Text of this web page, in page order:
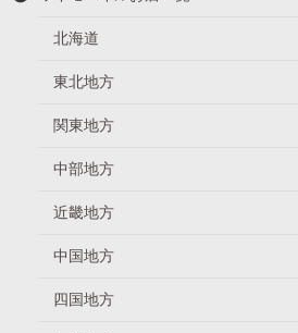
北海道
東北地方
関東地方
中部地方
近畿地方
中国地方
四国地方